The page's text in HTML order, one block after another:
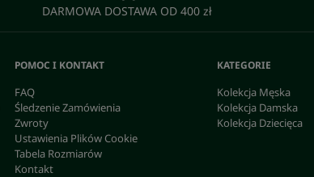
DARMOWA DOSTAWA OD 400 zł
POMOC I KONTAKT
FAQ
Śledzenie Zamówienia
Zwroty
Ustawienia Plików Cookie
Tabela Rozmiarów
Kontakt
KATEGORIE
Kolekcja Męska
Kolekcja Damska
Kolekcja Dziecięca